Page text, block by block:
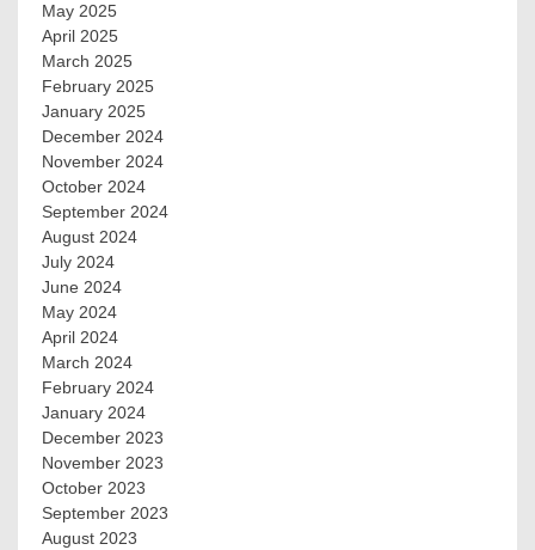
May 2025
April 2025
March 2025
February 2025
January 2025
December 2024
November 2024
October 2024
September 2024
August 2024
July 2024
June 2024
May 2024
April 2024
March 2024
February 2024
January 2024
December 2023
November 2023
October 2023
September 2023
August 2023